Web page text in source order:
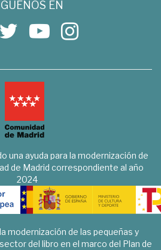
EN
una ayuda para la modernización de
de Madrid correspondiente al año
2024
modernización de las pequeñas y
del libro en el marco del Plan de